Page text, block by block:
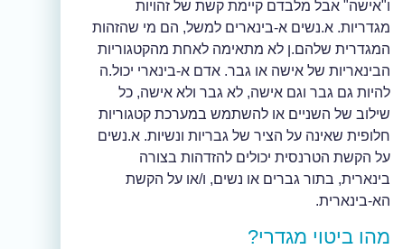
ו"אישה" אבל מלבדם קיימת קשת של זהויות
מגדריות. א.נשים א-בינארים למשל, הם מי שהזהות
המגדרית שלהם.ן לא מתאימה לאחת מהקטגוריות
הבינאריות של אישה או גבר. אדם א-בינארי יכול.ה
להיות גם גבר וגם אישה, לא גבר ולא אישה, כל
שילוב של השניים או להשתמש במערכת קטגוריות
חלופית שאינה על הציר של גבריות ונשיות. א.נשים
על הקשת הטרנסית יכולים להזדהות בצורה
בינארית, בתור גברים או נשים, ו/או על הקשת
הא-בינארית.
מהו ביטוי מגדרי?